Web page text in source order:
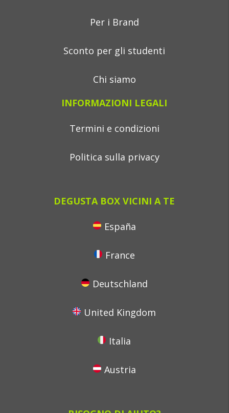
Per i Brand
Sconto per gli studenti
Chi siamo
INFORMAZIONI LEGALI
Termini e condizioni
Politica sulla privacy
DEGUSTA BOX VICINI A TE
España
France
Deutschland
United Kingdom
Italia
Austria